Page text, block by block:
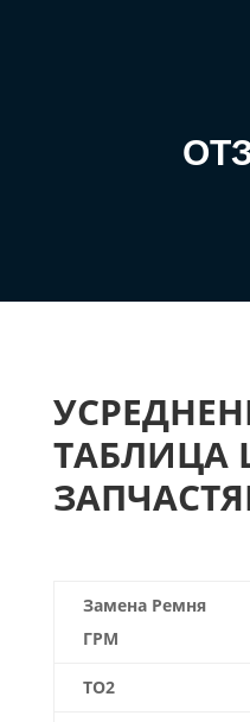
ТАБЛИЦА
Замена Ремня
ГРМ
ТО2